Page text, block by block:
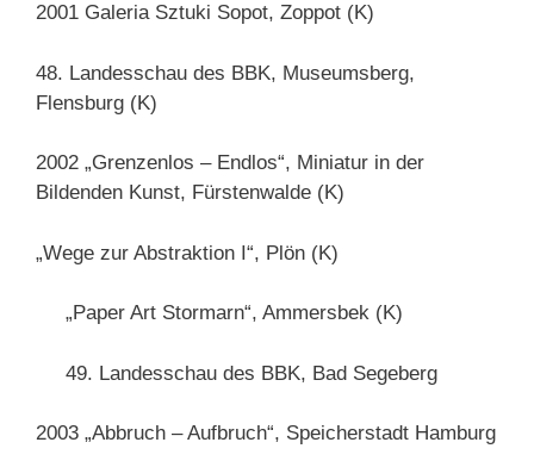
2001 Galeria Sztuki Sopot, Zoppot (K)
48. Landesschau des BBK, Museumsberg,
Flensburg (K)
2002 „Grenzenlos – Endlos“, Miniatur in der
Bildenden Kunst, Fürstenwalde (K)
„Wege zur Abstraktion I“, Plön (K)
„Paper Art Stormarn“, Ammersbek (K)
49. Landesschau des BBK, Bad Segeberg
2003 „Abbruch – Aufbruch“, Speicherstadt Hamburg